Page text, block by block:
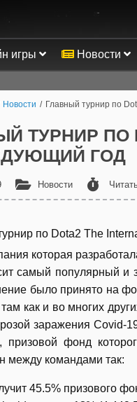
игры Новости
Новости / Главный турнир по
ТУРНИР ПО
ГОД
Новости
которая
самый популярный
было принято на
как и во многих
заражения
призовой фонд
между командами так:
45.5% призового